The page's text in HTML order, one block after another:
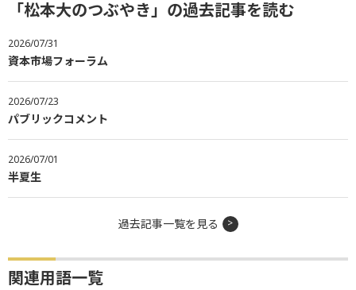
「松本大のつぶやき」の過去記事を読む
2026/07/31
資本市場フォーラム
2026/07/23
パブリックコメント
2026/07/01
半夏生
過去記事一覧を見る
関連用語一覧